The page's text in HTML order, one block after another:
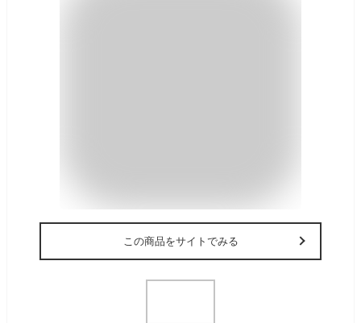
この商品をサイトでみる